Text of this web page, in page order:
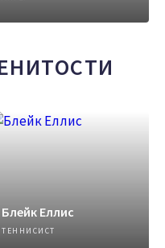
Блейк Еллис
ТЕННИСИСТ